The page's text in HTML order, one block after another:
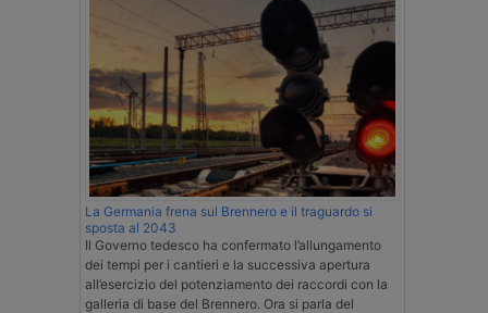
La Germania frena sul Brennero e il traguardo si
sposta al 2043
Il Governo tedesco ha confermato l’allungamento
dei tempi per i cantieri e la successiva apertura
all’esercizio del potenziamento dei raccordi con la
galleria di base del Brennero. Ora si parla del